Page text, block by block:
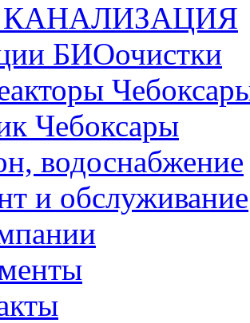
КАНАЛИЗАЦИЯ
БИОочистки
Чебоксары
водоснабжение
и обслуживание